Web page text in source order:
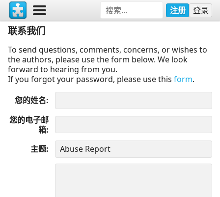
注册 登录
联系我们
To send questions, comments, concerns, or wishes to
the authors, please use the form below. We look
forward to hearing from you.
If you forgot your password, please use this form.
您的姓名
您的电子邮
箱
主题